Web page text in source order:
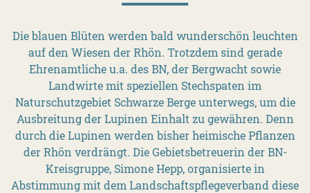
Die blauen Blüten werden bald wunderschön leuchten
auf den Wiesen der Rhön. Trotzdem sind gerade
Ehrenamtliche u.a. des BN, der Bergwacht sowie
Landwirte mit speziellen Stechspaten im
Naturschutzgebiet Schwarze Berge unterwegs, um die
Ausbreitung der Lupinen Einhalt zu gewähren. Denn
durch die Lupinen werden bisher heimische Pflanzen
der Rhön verdrängt. Die Gebietsbetreuerin der BN-
Kreisgruppe, Simone Hepp, organisierte in
Abstimmung mit dem Landschaftspflegeverband diese